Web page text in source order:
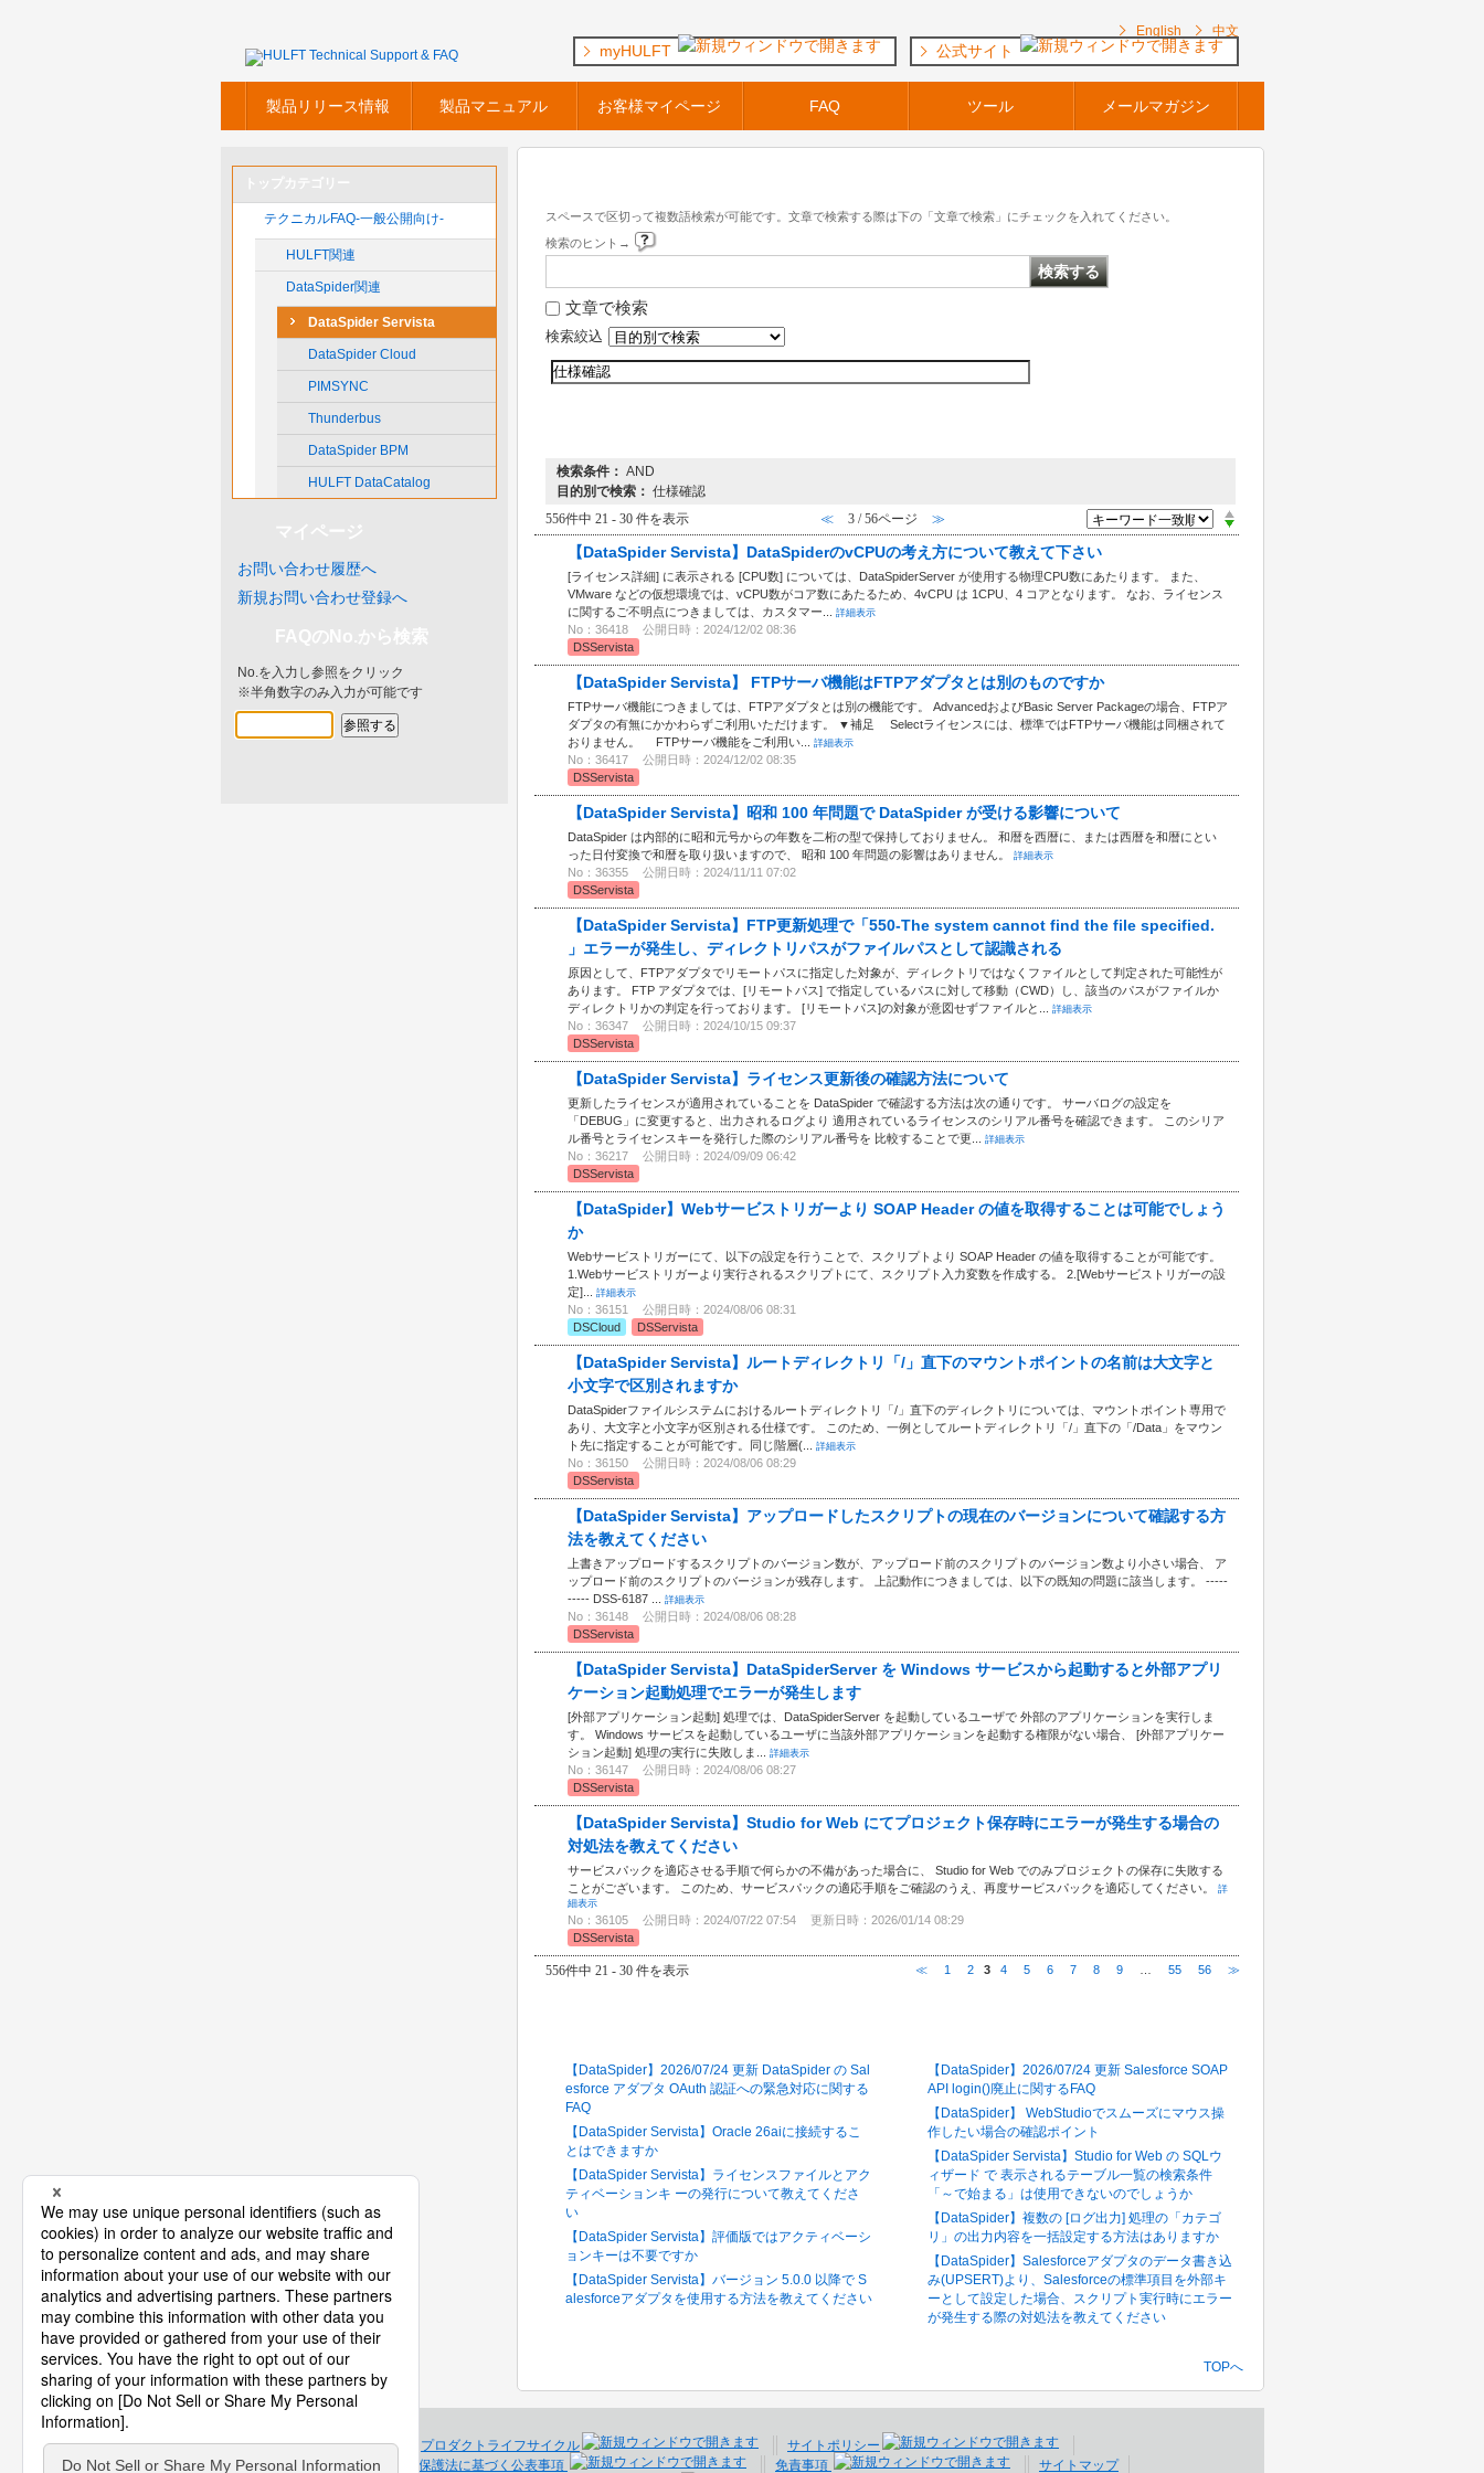
English 中文
製品リリース情報 製品マニュアル お客様マイページ FAQ ツール メールマガジン
myHULFT 公式サイト
テクニカルFAQ-一般公開向け-
HULFT関連
DataSpider関連
DataSpider Servista
DataSpider Cloud
PIMSYNC
Thunderbus
DataSpider BPM
HULFT DataCatalog
お問い合わせ履歴へ
新規お問い合わせ登録へ
No.を入力し参照をクリック
※半角数字のみ入力が可能です
スペースで区切って複数語検索が可能です。文章で検索する際は下の「文章で検索」にチェックを入れてください。
検索のヒント→
文章で検索
検索絞込
検索条件： AND
目的別で検索： 仕様確認
556件中 21 - 30 件を表示
≪ 3 / 56ページ ≫
【DataSpider Servista】DataSpiderのvCPUの考え方について教えて下さい
[ライセンス詳細] に表示される [CPU数] については、DataSpiderServer が使用する物理CPU数にあたります。 また、
VMware などの仮想環境では、vCPU数がコア数にあたるため、4vCPU は 1CPU、4 コアとなります。 なお、ライセンス
に関するご不明点につきましては、カスタマー...
詳細表示
No：36418
公開日時：2024/12/02 08:36
DSServista
【DataSpider Servista】 FTPサーバ機能はFTPアダプタとは別のものですか
FTPサーバ機能につきましては、FTPアダプタとは別の機能です。 AdvancedおよびBasic Server Packageの場合、FTPア
ダプタの有無にかかわらずご利用いただけます。 ▼補足 Selectライセンスには、標準ではFTPサーバ機能は同梱されて
おりません。 FTPサーバ機能をご利用い...
詳細表示
No：36417
公開日時：2024/12/02 08:35
DSServista
【DataSpider Servista】昭和 100 年問題で DataSpider が受ける影響について
DataSpider は内部的に昭和元号からの年数を二桁の型で保持しておりません。 和暦を西暦に、または西暦を和暦にとい
った日付変換で和暦を取り扱いますので、 昭和 100 年問題の影響はありません。
詳細表示
No：36355
公開日時：2024/11/11 07:02
DSServista
【DataSpider Servista】FTP更新処理で「550-The system cannot find the file specified.
」エラーが発生し、ディレクトリパスがファイルパスとして認識される
原因として、FTPアダプタでリモートパスに指定した対象が、ディレクトリではなくファイルとして判定された可能性が
あります。 FTP アダプタでは、[リモートパス] で指定しているパスに対して移動（CWD）し、該当のパスがファイルか
ディレクトリかの判定を行っております。 [リモートパス]の対象が意図せずファイルと...
詳細表示
No：36347
公開日時：2024/10/15 09:37
DSServista
【DataSpider Servista】ライセンス更新後の確認方法について
更新したライセンスが適用されていることを DataSpider で確認する方法は次の通りです。 サーバログの設定を
「DEBUG」に変更すると、出力されるログより 適用されているライセンスのシリアル番号を確認できます。 このシリア
ル番号とライセンスキーを発行した際のシリアル番号を 比較することで更...
詳細表示
No：36217
公開日時：2024/09/09 06:42
DSServista
【DataSpider】Webサービストリガーより SOAP Header の値を取得することは可能でしょう
か
Webサービストリガーにて、以下の設定を行うことで、スクリプトより SOAP Header の値を取得することが可能です。
1.Webサービストリガーより実行されるスクリプトにて、スクリプト入力変数を作成する。 2.[Webサービストリガーの設
定]...
詳細表示
No：36151
公開日時：2024/08/06 08:31
DSCloud
DSServista
【DataSpider Servista】ルートディレクトリ「/」直下のマウントポイントの名前は大文字と
小文字で区別されますか
DataSpiderファイルシステムにおけるルートディレクトリ「/」直下のディレクトリについては、マウントポイント専用で
あり、大文字と小文字が区別される仕様です。 このため、一例としてルートディレクトリ「/」直下の「/Data」をマウン
ト先に指定することが可能です。同じ階層(...
詳細表示
No：36150
公開日時：2024/08/06 08:29
DSServista
【DataSpider Servista】アップロードしたスクリプトの現在のバージョンについて確認する方
法を教えてください
上書きアップロードするスクリプトのバージョン数が、アップロード前のスクリプトのバージョン数より小さい場合、 ア
ップロード前のスクリプトのバージョンが残存します。 上記動作につきましては、以下の既知の問題に該当します。 -----
----- DSS-6187 ...
詳細表示
No：36148
公開日時：2024/08/06 08:28
DSServista
【DataSpider Servista】DataSpiderServer を Windows サービスから起動すると外部アプリ
ケーション起動処理でエラーが発生します
[外部アプリケーション起動] 処理では、DataSpiderServer を起動しているユーザで 外部のアプリケーションを実行しま
す。 Windows サービスを起動しているユーザに当該外部アプリケーションを起動する権限がない場合、 [外部アプリケー
ション起動] 処理の実行に失敗しま...
詳細表示
No：36147
公開日時：2024/08/06 08:27
DSServista
【DataSpider Servista】Studio for Web にてプロジェクト保存時にエラーが発生する場合の
対処法を教えてください
サービスパックを適応させる手順で何らかの不備があった場合に、 Studio for Web でのみプロジェクトの保存に失敗する
ことがございます。 このため、サービスパックの適応手順をご確認のうえ、再度サービスパックを適応してください。
詳
細表示
No：36105 公開日時：2024/07/22 07:54
更新日時：2026/01/14 08:29
DSServista
556件中 21 - 30 件を表示 ≪ 1 2 3 4 5 6 7 8 9 55 56 ≫
【DataSpider】2026/07/24 更新 DataSpider の Sal
esforce アダプタ OAuth 認証への緊急対応に関する
FAQ
【DataSpider Servista】Oracle 26aiに接続するこ
とはできますか
【DataSpider Servista】ライセンスファイルとアク
ティベーションキ ーの発行について教えてくださ
い
【DataSpider Servista】評価版ではアクティベーシ
ョンキーは不要ですか
【DataSpider Servista】バージョン 5.0.0 以降で S
alesforceアダプタを使用する方法を教えてください
【DataSpider】2026/07/24 更新 Salesforce SOAP
API login()廃止に関するFAQ
【DataSpider】 WebStudioでスムーズにマウス操
作したい場合の確認ポイント
【DataSpider Servista】Studio for Web の SQLウ
ィザード で 表示されるテーブル一覧の検索条件
「～で始まる」は使用できないのでしょうか
【DataSpider】複数の [ログ出力] 処理の「カテゴ
リ」の出力内容を一括設定する方法はありますか
【DataSpider】Salesforceアダプタのデータ書き込
み(UPSERT)より、Salesforceの標準項目を外部キ
ーとして設定した場合、スクリプト実行時にエラー
が発生する際の対処法を教えてください
TOPへ
プロダクトライフサイクル
サイトポリシー
個人情報保護法に基づく公表事項
免責事項 サイトマップ